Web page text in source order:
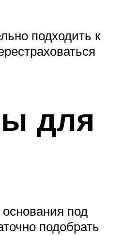
подходить к
для
под
подобрать